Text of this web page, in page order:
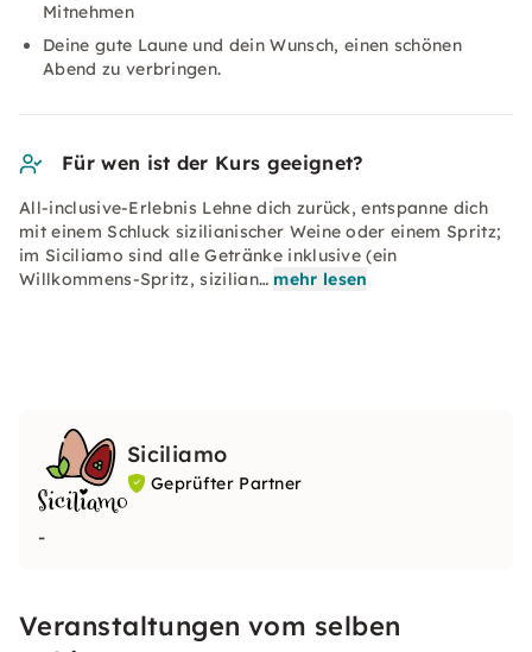
Mitnehmen
Deine gute Laune und dein Wunsch, einen schönen
Abend zu verbringen.
Für wen ist der Kurs geeignet?
All-inclusive-Erlebnis Lehne dich zurück, entspanne dich
mit einem Schluck sizilianischer Weine oder einem Spritz;
im Siciliamo sind alle Getränke inklusive (ein
Willkommens-Spritz, sizilian… mehr lesen
Siciliamo
Geprüfter Partner
-
Veranstaltungen vom selben